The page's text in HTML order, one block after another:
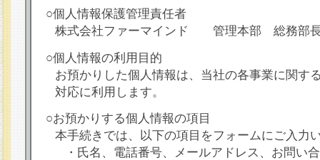
○個人情報保護管理責任者
株式会社ファーマインド 管理本部 総務部
○個人情報の利用目的
お預かりした個人情報は、当社の各事業に関す
対応に利用します。
○お預かりする個人情報の項目
本手続きでは、以下の項目をフォームにご入力
・氏名、電話番号、メールアドレス、お問い